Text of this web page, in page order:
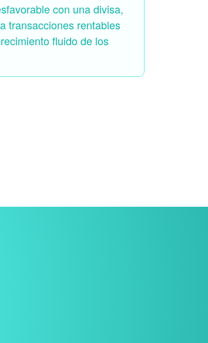
con una divisa,
transacciones rentables
fluido de los